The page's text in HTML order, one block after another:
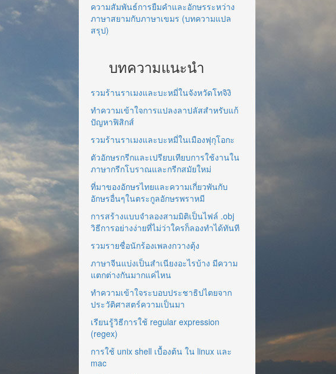
ความสัมพันธ์การยืมคำและอักษรระหว่าง
ภาษาสยามกับภาษาเขมร (บทความแปล
สรุป)
บทความแนะนำ
รวมร้านราเมงและบะหมี่ในจังหวัดโทจิงิ
ทำความเข้าใจการแปลงลาปลัสสำหรับแก้
ปัญหาฟิสิกส์
รวมร้านราเมงและบะหมี่ในเมืองฟุกุโอกะ
ตัวอักษรกรีกและเปรียบเทียบการใช้งานใน
ภาษากรีกโบราณและกรีกสมัยใหม่
ที่มาของอักษรไทยและความเกี่ยวพันกับ
อักษรอื่นๆในตระกูลอักษรพราหมี
การสร้างแบบจำลองสามมิติเป็นไฟล์ .obj
วิธีการอย่างง่ายที่ไม่ว่าใครก็ลองทำได้ทันที
รวมรายชื่อนักร้องเพลงกวางตุ้ง
ภาษาจีนแบ่งเป็นสำเนียงอะไรบ้าง มีความ
แตกต่างกันมากแค่ไหน
ทำความเข้าใจระบอบประชาธิปไตยจาก
ประวัติศาสตร์ความเป็นมา
เรียนรู้วิธีการใช้ regular expression
(regex)
การใช้ unix shell เบื้องต้น ใน linux และ
mac